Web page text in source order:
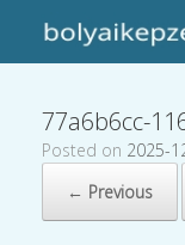
77a6b6cc-
Posted on 2025-
← Previous